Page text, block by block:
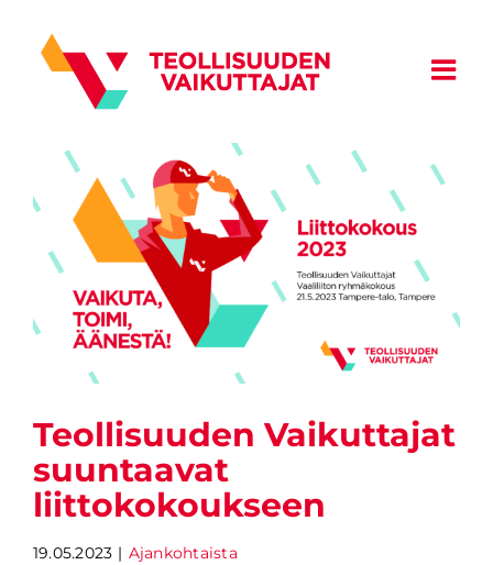
content
Teollisuuden Vaikuttajat
suuntaavat
liittokokoukseen
19.05.2023 | Ajankohtaista